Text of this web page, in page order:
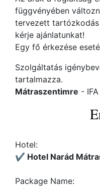
függvényében
tervezett tartózkodás
kérje ajánlatunkat!
Egy fő érkezése
Szolgáltatás
tartalmazza.
Mátraszentimre -
Hotel:
✔️ Hotel Narád
Package Name: